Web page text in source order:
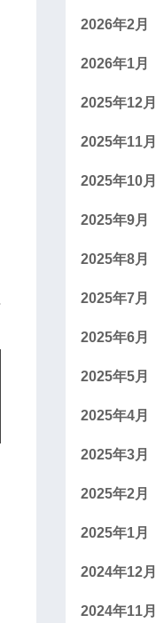
2026年2月
2026年1月
2025年12月
2025年11月
2025年10月
2025年9月
2025年8月
2025年7月
2025年6月
2025年5月
2025年4月
2025年3月
2025年2月
2025年1月
2024年12月
2024年11月